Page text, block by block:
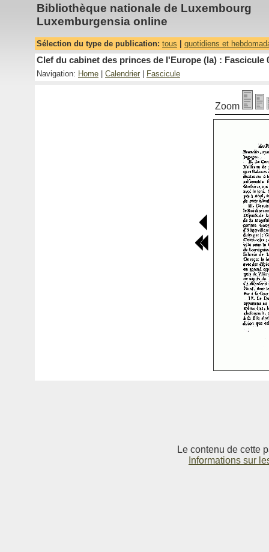
Bibliothèque nationale de Luxembourg
Luxemburgensia online
Sélection du type de publication: tous quotidiens et
Clef du cabinet des princes de l'Europe (la) : Fascicule
Navigation: Home Calendrier Fascicule
Zoom
Le contenu de cette
Informations sur